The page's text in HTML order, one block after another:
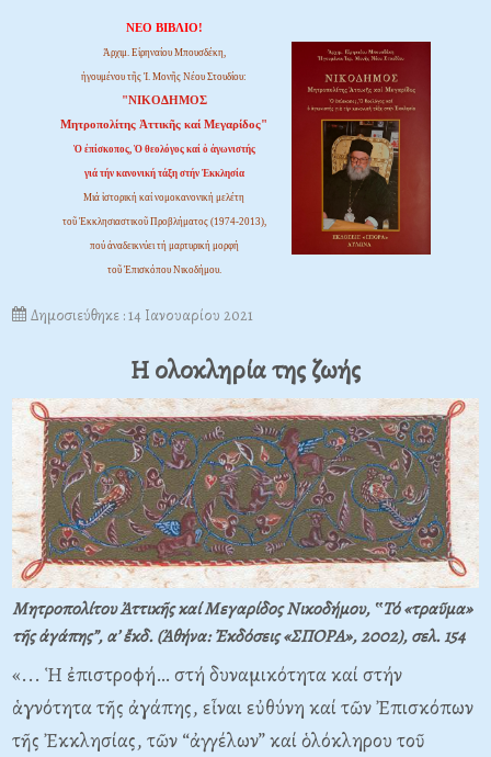
ΝΕΟ ΒΙΒΛΙΟ!
Ἀρχιμ. Εἰρηναίου Μπουσδέκη,
ἡγουμένου τῆς Ἱ. Μονῆς Νέου Στουδίου:
"ΝΙΚΟΔΗΜΟΣ
Μητροπολίτης Ἀττικῆς καί Μεγαρίδος"
Ὁ ἐπίσκοπος, Ὁ θεολόγος καί ὁ ἀγωνιστής
γιά τήν κανονική τάξη στήν Ἐκκλησία
Μιά ἱστορική καί νομοκανονική μελέτη
τοῦ Ἐκκλησιαστικοῦ Προβλήματος (1974-2013),
πού ἀναδεικνύει τή μαρτυρική μορφή
τοῦ Ἐπισκόπου Νικοδήμου.
Δημοσιεύθηκε : 14 Ιανουαρίου 2021
Η ολοκληρία της ζωής
Μητροπολίτου Ἀττικῆς καί Μεγαρίδος Νικοδήμου, ‟Τό «τραῦμα»
τῆς ἀγάπης”, α’ ἔκδ. (Ἀθήνα: Ἐκδόσεις «ΣΠΟΡΑ», 2002), σελ. 154
«... Ἡ ἐπιστροφή… στή δυναμικότητα καί στήν
ἁγνότητα τῆς ἀγάπης, εἶναι εὐθύνη καί τῶν Ἐπισκόπων
τῆς Ἐκκλησίας, τῶν “ἀγγέλων” καί ὁλόκληρου τοῦ